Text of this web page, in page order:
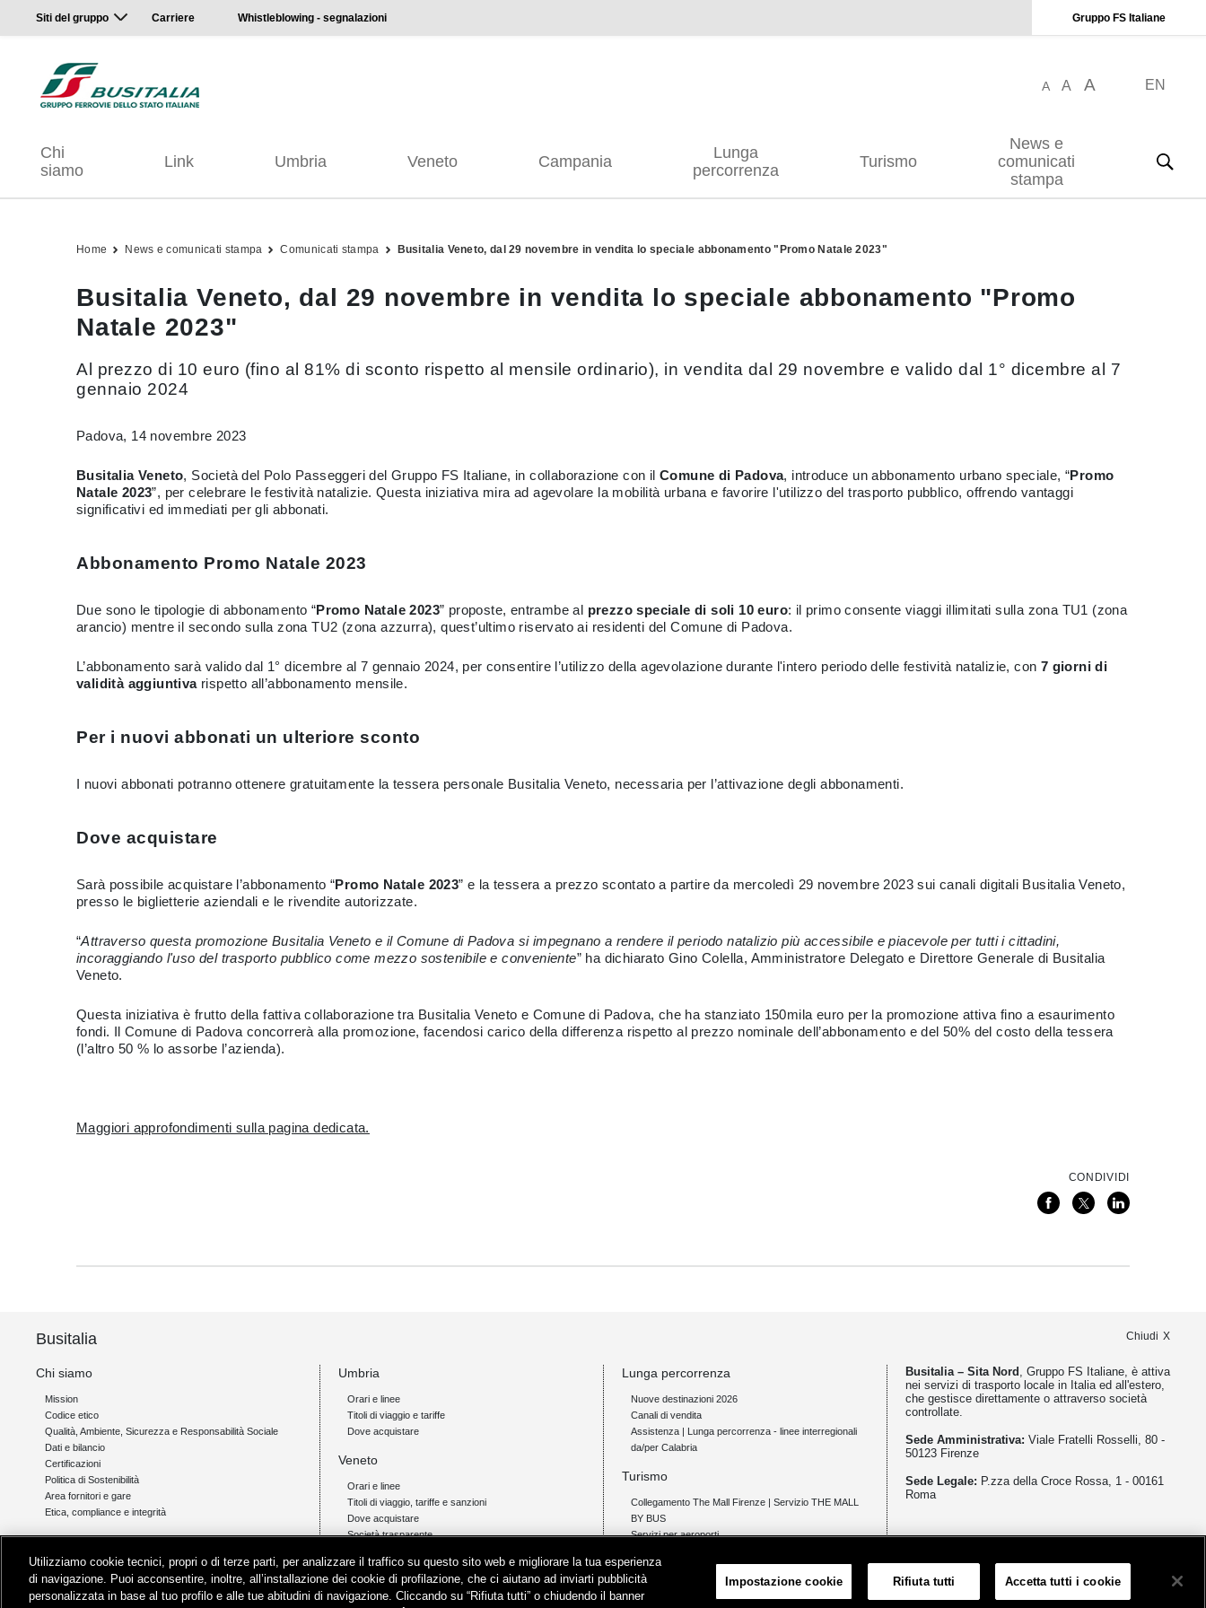
Siti del gruppo Carriere Whistleblowing - segnalazioni Gruppo FS Italiane
A A A EN
Chi
siamo
Link Umbria Veneto Campania
Lunga
percorrenza
Turismo
News e
comunicati
stampa
Home News e comunicati stampa Comunicati stampa Busitalia Veneto, dal 29 novembre in vendita lo speciale abbonamento "Promo Natale 2023"
Busitalia Veneto, dal 29 novembre in vendita lo speciale abbonamento "Promo
Natale 2023"
Al prezzo di 10 euro (fino al 81% di sconto rispetto al mensile ordinario), in vendita dal 29 novembre e valido dal 1° dicembre al 7
gennaio 2024
Padova, 14 novembre 2023
Busitalia Veneto, Società del Polo Passeggeri del Gruppo FS Italiane, in collaborazione con ilComune di Padova, introduce un abbonamento urbano speciale, “Promo
Natale 2023”, per celebrare le festività natalizie. Questa iniziativa mira ad agevolare la mobilità urbana e favorire l'utilizzo del trasporto pubblico, offrendo vantaggi
significativi ed immediati per gli abbonati.
Abbonamento Promo Natale 2023
Due sono le tipologie di abbonamento “Promo Natale 2023” proposte, entrambe al prezzo speciale di soli 10 euro: il primo consente viaggi illimitati sulla zona TU1 (zona
arancio) mentre il secondo sulla zona TU2 (zona azzurra), quest’ultimo riservato ai residenti del Comune di Padova.
L’abbonamento sarà valido dal 1° dicembre al 7 gennaio 2024, per consentire l’utilizzo della agevolazione durante l'intero periodo delle festività natalizie, con 7 giorni di
validità aggiuntivarispetto all’abbonamento mensile.
Per i nuovi abbonati un ulteriore sconto
I nuovi abbonati potranno ottenere gratuitamente la tessera personale Busitalia Veneto, necessaria per l’attivazione degli abbonamenti.
Dove acquistare
Sarà possibile acquistare l’abbonamento “Promo Natale 2023” e la tessera a prezzo scontato a partire da mercoledì 29 novembre 2023 sui canali digitali Busitalia Veneto,
presso le biglietterie aziendali e le rivendite autorizzate.
“Attraverso questa promozione Busitalia Veneto e il Comune di Padova si impegnano a rendere il periodo natalizio più accessibile e piacevole per tutti i cittadini,
incoraggiando l'uso del trasporto pubblico come mezzo sostenibile e conveniente” ha dichiarato Gino Colella, Amministratore Delegato e Direttore Generale di Busitalia
Veneto.
Questa iniziativa è frutto della fattiva collaborazione tra Busitalia Veneto e Comune di Padova, che ha stanziato 150mila euro per la promozione attiva fino a esaurimento
fondi. Il Comune di Padova concorrerà alla promozione, facendosi carico della differenza rispetto al prezzo nominale dell’abbonamento e del 50% del costo della tessera
(l’altro 50 % lo assorbe l’azienda).
Maggiori approfondimenti sulla pagina dedicata.
CONDIVIDI
Busitalia Chiudi
Chi siamo
Mission
Codice etico
Qualità, Ambiente, Sicurezza e Responsabilità Sociale
Dati e bilancio
Certificazioni
Politica di Sostenibilità
Area fornitori e gare
Etica, compliance e integrità
Link
Orio al Serio Airlink
Padova - Cortina Link
Livigno Link
Umbria
Orari e linee
Titoli di viaggio e tariffe
Dove acquistare
Veneto
Orari e linee
Titoli di viaggio, tariffe e sanzioni
Dove acquistare
Società trasparente
Campania
Orari e linee
Titoli di viaggio e tariffe
Lunga percorrenza
Nuove destinazioni 2026
Canali di vendita
Assistenza | Lunga percorrenza - linee interregionali
da/per Calabria
Turismo
Collegamento The Mall Firenze | Servizio THE MALL
BY BUS
Servizi per aeroporti
Servizio di navigazione sul Lago Trasimeno
News e comunicati stampa
Busitalia – Sita Nord , Gruppo FS Italiane, è attiva
nei servizi di trasporto locale in Italia ed all'estero,
che gestisce direttamente o attraverso società
controllate.
Sede Amministrativa: Viale Fratelli Rosselli, 80 -
50123 Firenze
Sede Legale: P.zza della Croce Rossa, 1 - 00161
Roma
Utilizziamo cookie tecnici, propri o di terze parti, per analizzare il traffico su questo sito web e migliorare la tua esperienza
di navigazione. Puoi acconsentire, inoltre, all’installazione dei cookie di profilazione, che ci aiutano ad inviarti pubblicità
personalizzata in base al tuo profilo e alle tue abitudini di navigazione. Cliccando su “Rifiuta tutti” o chiudendo il banner
Impostazione cookie Rifiuta tutti Accetta tutti i cookie